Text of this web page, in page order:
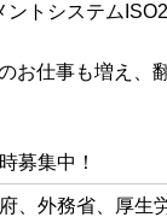
トシステム
お仕事も増え、
募集中！
、外務省、厚生